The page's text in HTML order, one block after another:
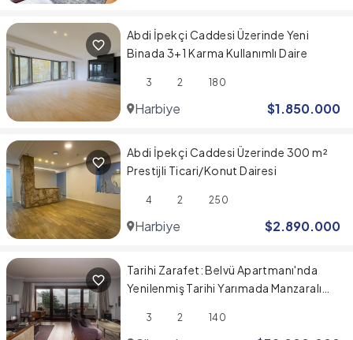
Abdi İpekçi Caddesi Üzerinde Yeni
Binada 3+1 Karma Kullanımlı Daire
3 2 180
Harbiye $1.850.000
Abdi İpekçi Caddesi Üzerinde 300 m²
Prestijli Ticari/Konut Dairesi
4 2 250
Harbiye $2.890.000
Tarihi Zarafet: Belvü Apartmanı'nda
Yenilenmiş Tarihi Yarımada Manzaralı
3 2 140